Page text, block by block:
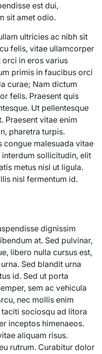
est dui,
sit amet odio.
ultricies ac nibh sit
felis, vitae ullamcorper
orci in eros varius
primis in faucibus orci
curae; Nam dictum
felis. Praesent quis
Ut pellentesque
Praesent vitae enim
pharetra turpis.
congue malesuada vitae
interdum sollicitudin, elit
metus nisl ut ligula.
nisl fermentum id.
dignissim
at. Sed pulvinar,
libero nulla cursus est,
Sed blandit urna
id. Sed ut porta
sem ac vehicula
nec mollis enim
sociosqu ad litora
inceptos himenaeos.
aliquam risus.
rutrum. Curabitur dolor